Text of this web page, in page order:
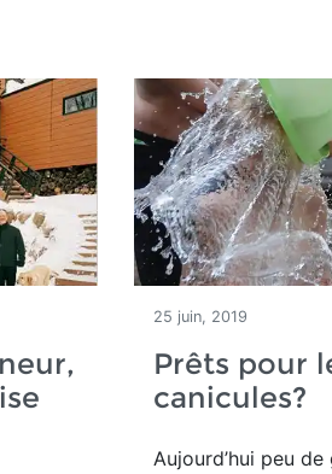
25 juin, 2019
Prêts pour
canicules?
Aujourd’hui peu